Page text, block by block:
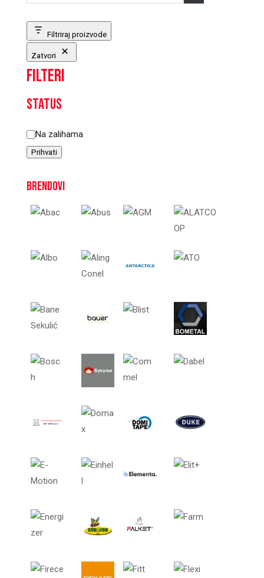
Filtriraj proizvode
Zatvori
Filteri
Status
Status
Na zalihama
Prihvati
Brendovi